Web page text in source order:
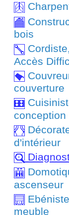
bois
Accès
couverture
conception
d'intérieur
ascenseur
meuble